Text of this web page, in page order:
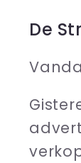
De